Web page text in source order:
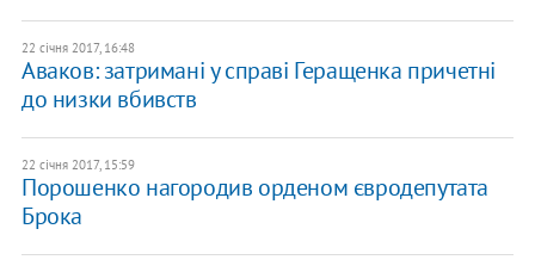
22 січня 2017, 16:48
Аваков: затримані у справі Геращенка причетні
до низки вбивств
22 січня 2017, 15:59
Порошенко нагородив орденом євродепутата
Брока